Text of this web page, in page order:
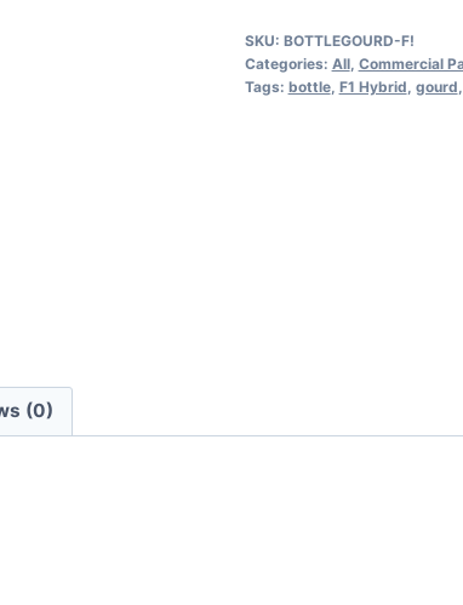
Hybrid
(Lau)
SKU: BOTTLEGOURD-F!
Categories: All, Commercial
Tags: bottle, F1 Hybrid gourd
(0)